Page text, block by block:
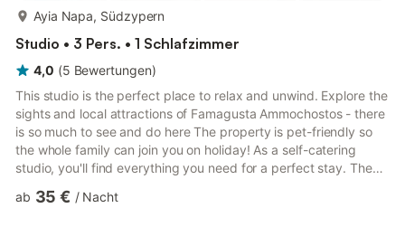
Ayia Napa, Südzypern
Studio • 3 Pers. • 1 Schlafzimmer
4,0 (5 Bewertungen)
This studio is the perfect place to relax and unwind. Explore the
sights and local attractions of Famagusta Ammochostos - there
is so much to see and do here The property is pet-friendly so
the whole family can join you on holiday! As a self-catering
studio, you'll find everything you need for a perfect stay. The
freezer and a microwave. The studio is a perfect place to relax
ab 35 € / Nacht